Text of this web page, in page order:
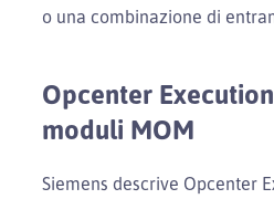
o una combinazione di
Opcenter Execution
moduli MOM
Siemens descrive Opcenter